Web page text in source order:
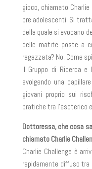
gioco, chiamato
pre adolescenti. Si
della quale si evocano
delle matite poste a
ragazzata? No. Come
il Gruppo di Ricerca e
svolgendo una
giovani proprio sui
pratiche tra l’esoterico
Dottoressa, che cosa
chiamato Charlie
Charlie Challenge è
rapidamente diffuso tra